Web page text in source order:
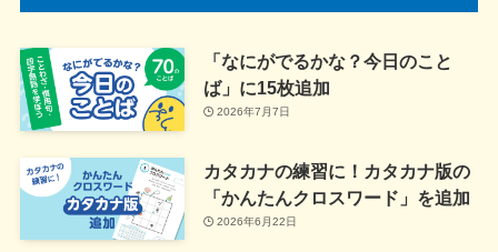
「なにがでるかな？今日のこと
ば」に15枚追加
2026年7月7日
カタカナの練習に！カタカナ版の
「かんたんクロスワード」を追加
2026年6月22日